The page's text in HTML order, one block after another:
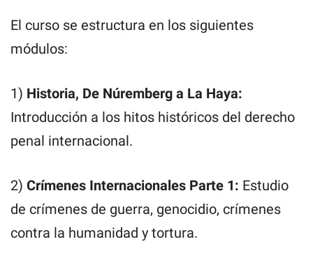
El curso se estructura en los siguientes
módulos:
1) Historia, De Núremberg a La Haya:
Introducción a los hitos históricos del derecho
penal internacional.
2) Crímenes Internacionales Parte 1: Estudio
de crímenes de guerra, genocidio, crímenes
contra la humanidad y tortura.